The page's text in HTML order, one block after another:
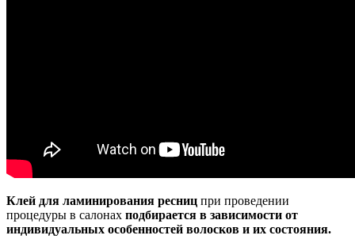
Клей для ламинирования ресниц при проведении
процедуры в салонах подбирается в зависимости от
индивидуальных особенностей волосков и их состояния.